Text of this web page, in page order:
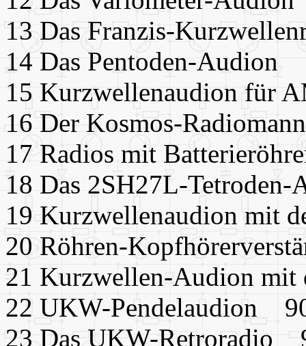
13 Das Franzis-
14 Das Pentoden-Audion
15 Kurzwellenaudion für
16 Der Kosmos-
17 Radios mit
18 Das 2SH27L-
19 Kurzwellenaudion mit
20 Röhren-
21 Kurzwellen-Audion
22 UKW-Pendelaudion
23 Das UKW-Retroradio